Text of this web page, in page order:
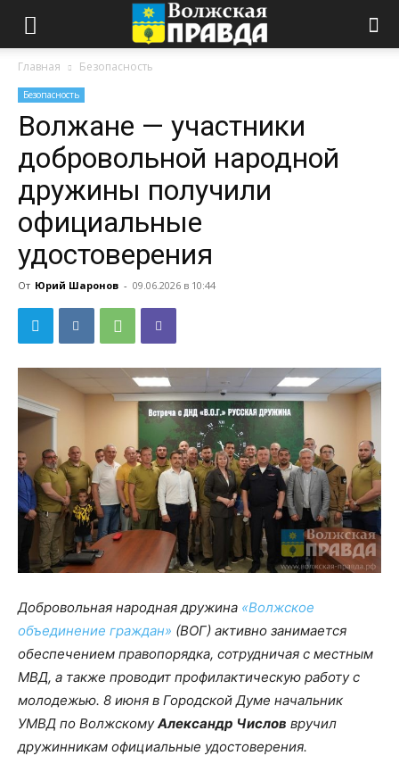
Главная Безопасность
Безопасность
Волжане — участники
добровольной народной
дружины получили
официальные
удостоверения
От Юрий Шаронов - 09.06.2026 в 10:44
Добровольная народная дружина «Волжское
объединение граждан» (ВОГ) активно занимается
обеспечением правопорядка, сотрудничая с местным
МВД, а также проводит профилактическую работу с
молодежью. 8 июня в Городской Думе начальник
УМВД по ВолжскомуАлександр Числов вручил
дружинникам официальные удостоверения.